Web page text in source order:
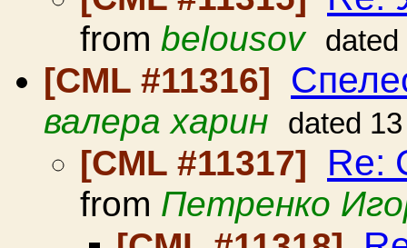
from belousov dated
[CML #11316]
валера харин dated
[CML #11317] Re:
from Петренко